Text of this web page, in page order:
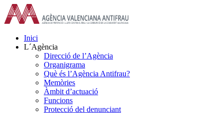
Skip
to
content
Inici
L´Agència
Direcció de l’Agència
Organigrama
Què és l’Agència Antifrau?
Memòries
Àmbit d’actuació
Funcions
Protecció del denunciant